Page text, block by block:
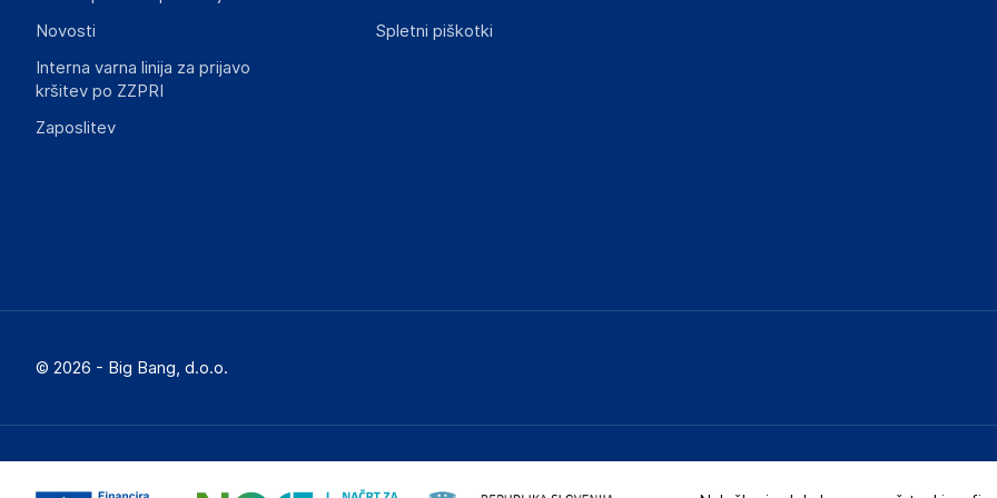
Novosti
Interna varna linija za prijavo
kršitev po ZZPRI
Zaposlitev
Spletni piškotki
© 2026 - Big Bang, d.o.o.